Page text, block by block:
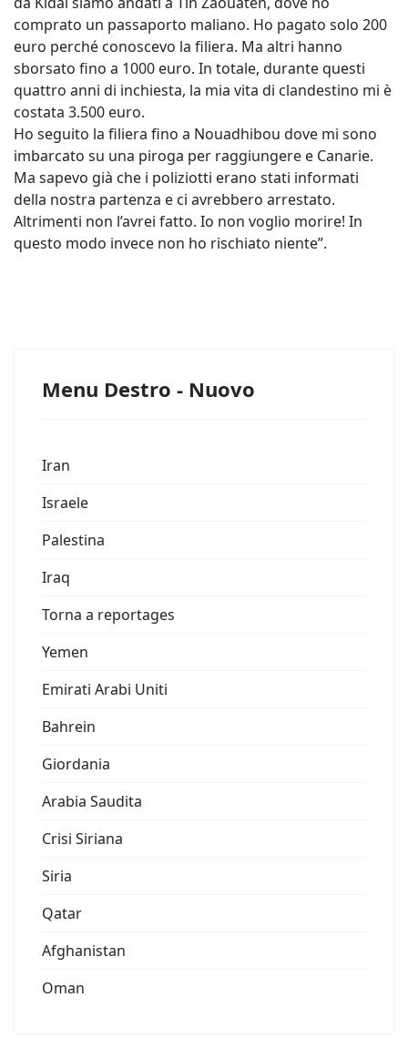
comprato un passaporto maliano. Ho pagato solo 200
euro perché conoscevo la filiera. Ma altri hanno
sborsato fino a 1000 euro. In totale, durante questi
quattro anni di inchiesta, la mia vita di clandestino mi è
costata 3.500 euro.
Ho seguito la filiera fino a Nouadhibou dove mi sono
imbarcato su una piroga per raggiungere e Canarie.
Ma sapevo già che i poliziotti erano stati informati
della nostra partenza e ci avrebbero arrestato.
Altrimenti non l’avrei fatto. Io non voglio morire! In
questo modo invece non ho rischiato niente”.
Menu Destro - Nuovo
Iran
Israele
Palestina
Iraq
Torna a reportages
Yemen
Emirati Arabi Uniti
Bahrein
Giordania
Arabia Saudita
Crisi Siriana
Siria
Qatar
Afghanistan
Oman